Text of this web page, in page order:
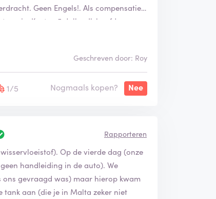
Geen Engels!. Als compensatie
Kosten 5 dollar. Ik hoefde geen
tolwegen betaald. Kost practisch
bijna vertrok.
luchthaven maar bovenal
in zee gaat. Ik nooit meer.
Geschreven door: Roy
1/5 Nogmaals kopen? Nee
B
o
o
d
e
Rapporteren
Op de vierde dag (onze
handleiding in de auto). We
gevraagd was) maar hierop kwam
tank aan (die je in Malta zeker niet